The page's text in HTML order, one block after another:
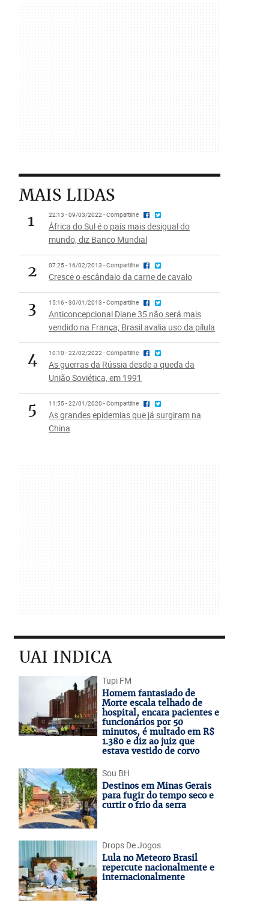
MAIS LIDAS
1
22:13 - 09/03/2022 - Compartilhe
África do Sul é o país mais desigual do
mundo, diz Banco Mundial
2 07:25 - 16/02/2013 - Compartilhe
Cresce o escândalo da carne de cavalo
3 15:16 - 30/01/2013 - Compartilhe
Anticoncepcional Diane 35 não será mais
vendido na França; Brasil avalia uso da pílula
4 10:10 - 22/02/2022 - Compartilhe
As guerras da Rússia desde a queda da
União Soviética, em 1991
5 11:55 - 22/01/2020 - Compartilhe
As grandes epidemias que já surgiram na
China
UAI INDICA
Tupi FM
Homem fantasiado de
Morte escala telhado de
hospital, encara pacientes e
funcionários por 50
minutos, é multado em R$
1.380 e diz ao juiz que
estava vestido de corvo
Sou BH
Destinos em Minas Gerais
para fugir do tempo seco e
curtir o frio da serra
Drops De Jogos
Lula no Meteoro Brasil
repercute nacionalmente e
internacionalmente